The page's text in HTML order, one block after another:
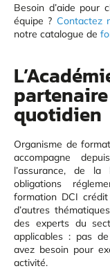
Besoin d’aide pour
équipe ? Contactez
notre catalogue de
quotidien
Organisme de
accompagne
l’assurance, de
obligations
formation DCI
d’autres
des experts du
applicables : pas
avez besoin pour
activité.